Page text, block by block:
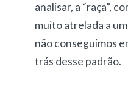
analisar, a “raça”,
muito atrelada a
não conseguimos
trás desse padrão.